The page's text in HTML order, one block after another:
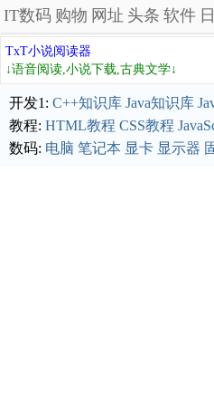
IT数码 购物 网址 头条 软件
TxT小说阅读器
↓语音阅读,小说下载,古典文学↓
开发1: C++知识库 Java知识库
教程: HTML教程 CSS教程
数码: 电脑 笔记本 显卡 显示器